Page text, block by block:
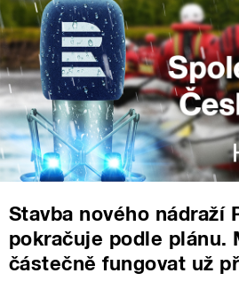
Stavba nového nádraží
pokračuje podle plánu.
částečně fungovat už